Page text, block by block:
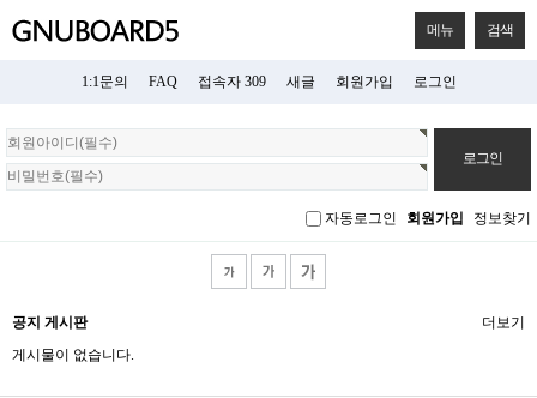
메뉴 검색
1:1문의 FAQ 접속자 309 새글 회원가입 로그인
회
원
로
자동로그인 회원가입 정보찾기
공지 게시판
게시물이 없습니다.
더보기